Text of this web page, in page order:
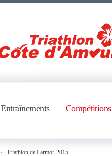
Entraînements Compétitions
Triathlon de Larmor 2015